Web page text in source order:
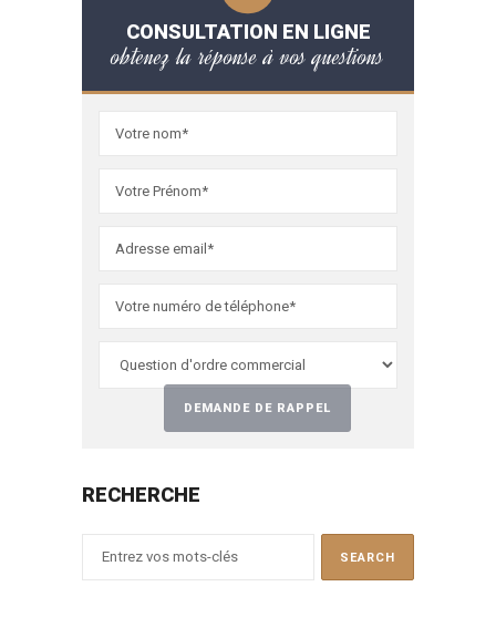
CONSULTATION EN LIGNE
obtenez la réponse à vos questions
RECHERCHE